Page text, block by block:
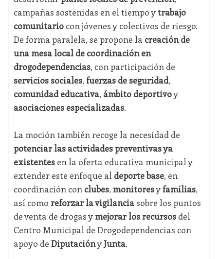
campañas sostenidas en el tiempo ytrabajo
comunitariocon jóvenes y colectivos de riesgo.
De forma paralela, se propone la creación de
una mesa local de coordinación en
drogodependencias, con participación de
servicios sociales, fuerzas de seguridad,
comunidad educativa, ámbito deportivoy
asociaciones especializadas.
La moción también recoge la necesidad de
potenciar las actividades preventivas ya
existentesen la oferta educativa municipal y
extender este enfoque al deporte base, en
coordinación con clubes, monitoresy familias,
así como reforzar la vigilanciasobre los puntos
de venta de drogas y mejorar los recursosdel
Centro Municipal de Drogodependencias con
apoyo de Diputacióny Junta.